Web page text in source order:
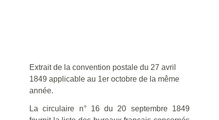
La circulaire n° 16 du 20 septembre 1849
Extrait de la convention postale du 27 avril
1849 applicable au 1er octobre de la même
année.